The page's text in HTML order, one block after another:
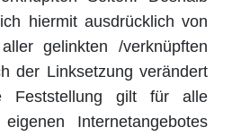
hiermit ausdrücklich von
gelinkten /verknüpften
der Linksetzung verändert
Feststellung gilt für alle
Internetangebotes